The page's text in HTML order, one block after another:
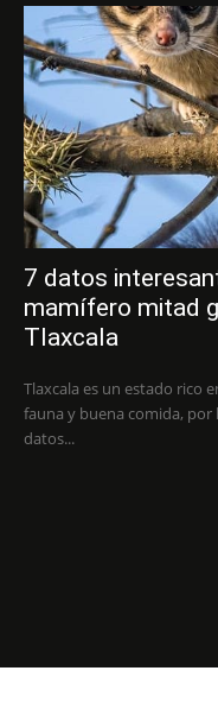
7 datos
mamífero mitad
Tlaxcala
Tlaxcala es un estado rico
fauna y buena comida,
datos...